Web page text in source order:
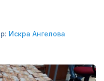
Искра Ангелова